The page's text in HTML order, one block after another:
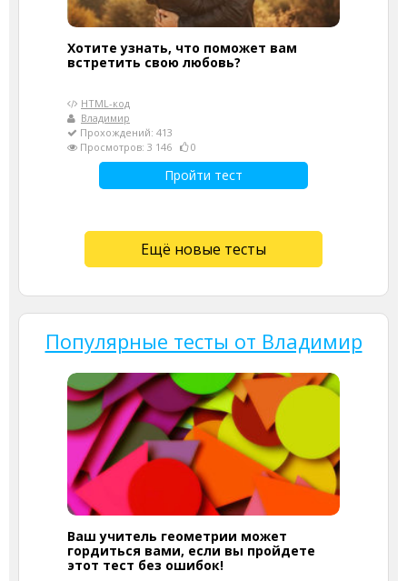
Хотите узнать, что поможет вам
встретить свою любовь?
HTML-код
Владимир
Прохождений: 413
Просмотров: 3 146
0
Пройти тест
Ещё новые тесты
Популярные тесты от Владимир
Ваш учитель геометрии может
гордиться вами, если вы пройдете
этот тест без ошибок!